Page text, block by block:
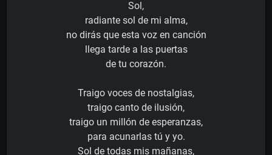
Sol,
radiante sol de mi alma,
no dirás que esta voz en canción
llega tarde a las puertas
de tu corazón.
Traigo voces de nostalgias,
traigo canto de ilusión,
traigo un millón de esperanzas,
para acunarlas tú y yo.
Sol de todas mis mañanas,